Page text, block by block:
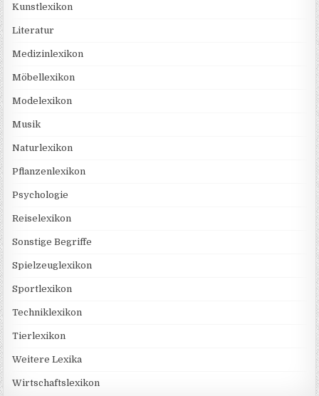
Kunstlexikon
Literatur
Medizinlexikon
Möbellexikon
Modelexikon
Musik
Naturlexikon
Pflanzenlexikon
Psychologie
Reiselexikon
Sonstige Begriffe
Spielzeuglexikon
Sportlexikon
Techniklexikon
Tierlexikon
Weitere Lexika
Wirtschaftslexikon